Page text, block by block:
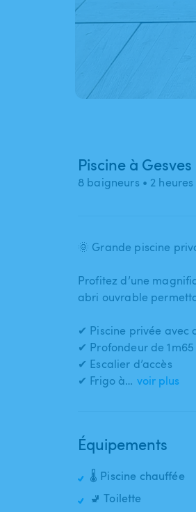
Piscine à Gesves
8 baigneurs • 2
🌞 Grande piscine
Profitez d’une
abri ouvrable
✔ Piscine privée avec
✔ Profondeur de
✔ Escalier d’accès
✔ Frigo à… voir plus
Équipements
🌡️ Piscine chauffée
🚽 Toilette